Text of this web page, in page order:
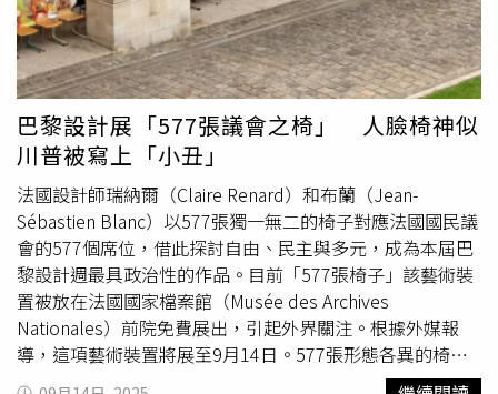
全與事實不符，臺北地檢署未能查明，告訴人深表遺憾，並
將聲請再議，為自身權利奮戰到底。四、本案於8月27日即
發布新聞，惟當事人遲至9月18日方接獲不起訴處分書，已
逾3週，臺北地檢署此種先通知媒體再通知當事人之做法，
使得缺乏媒體關係之當事人，無法第一時間瞭解案情並針對
新聞報導之內容加以澄清，侵害當事人權益甚鉅，懇請法務
部及監察院為必要之處置 。邱瓈寬也發出聲明反擊回應：
本人為維護摯友託孤之未成年子女權 益，於其病逝後隨即透
過司法程序希望達成孩子的遺產信託，並委由社會局擔任子
女監護人。日前司法業已查出林姓生相關不當使用之情，正
進一步調查中。林男竟挾怨利用未成年之子控訴本人侵占，
幸經檢察署詳盡調查而為不起訴處分。今再由未成年子女具
名為不實聲明，將未成年子女推向媒體，以掩蓋自己不法之
事，誠令人震驚。另該不起訴書業已明載系爭財產30億皆於
謝女士帳戶內而已為子女所繼承，此正為不起訴主要理由，
巴黎設計展「577張議會之椅」 人臉椅神似
川普被寫上「小丑」
法國設計師瑞納爾（Claire Renard）和布蘭（Jean-
Sébastien Blanc）以577張獨一無二的椅子對應法國國民議
會的577個席位，借此探討自由、民主與多元，成為本屆巴
黎設計週最具政治性的作品。目前「577張椅子」該藝術裝
置被放在法國國家檔案館（Musée des Archives
Nationales）前院免費展出，引起外界關注。根據外媒報
導，這項藝術裝置將展至9月14日。577張形態各異的椅子
中，有的象徵「愛」與「記憶」，有的呼應「戰鬥」與「平